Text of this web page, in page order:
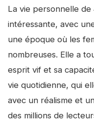
La vie personnelle
intéressante, avec
une époque où les
nombreuses. Elle a
esprit vif et sa
vie quotidienne, qui
avec un réalisme et
des millions de